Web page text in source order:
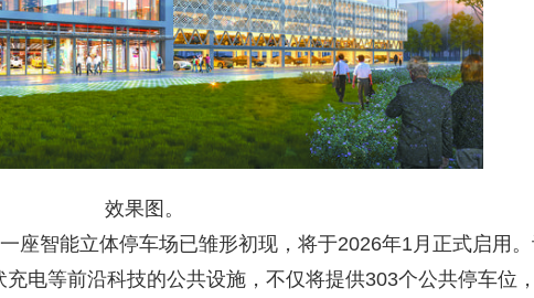
效果图。
智能立体停车场已雏形初现，将于2026年1月正式启用。
充电等前沿科技的公共设施，不仅将提供303个公共停车位